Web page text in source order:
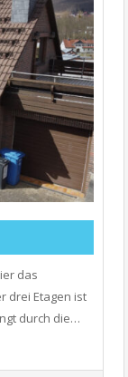
das
drei Etagen ist
durch die…